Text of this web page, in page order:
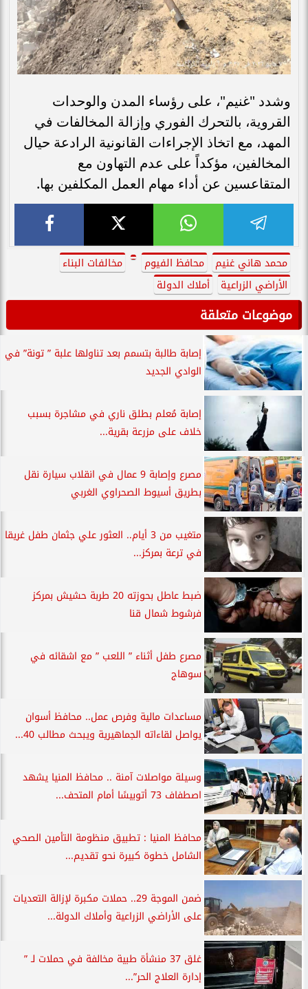
وشدد "غنيم"، على رؤساء المدن والوحدات
القروية، بالتحرك الفوري وإزالة المخالفات في
المهد، مع اتخاذ الإجراءات القانونية الرادعة حيال
المخالفين، مؤكداً على عدم التهاون مع
المتقاعسين عن أداء مهام العمل المكلفين بها.
محمد هاني غنيم محافظ الفيوم
مخالفات البناء
الأراضي الزراعية
أملاك الدولة
موضوعات متعلقة
إصابة طالبة بتسمم بعد تناولها علبة ” تونة” في
الوادي الجديد
إصابة مُعلم بطلق ناري في مشاجرة بسبب
خلاف على مزرعة بقرية...
مصرع وإصابة 9 عمال في انقلاب سيارة نقل
بطريق أسيوط الصحراوي الغربي
متغيب من 3 أيام.. العثور علي جثمان طفل غريقا
في ترعة بمركز...
ضبط عاطل بحوزته 20 طربة حشيش بمركز
فرشوط شمال قنا
مصرع طفل أثناء ” اللعب ” مع اشقائه في
سوهاج
مساعدات مالية وفرص عمل.. محافظ أسوان
يواصل لقاءاته الجماهيرية ويبحث مطالب 40...
وسيلة مواصلات آمنة .. محافظ المنيا يشهد
اصطفاف 73 أتوبيسًا أمام المتحف...
محافظ المنيا : تطبيق منظومة التأمين الصحي
الشامل خطوة كبيرة نحو تقديم...
ضمن الموجة 29.. حملات مكبرة لإزالة التعديات
على الأراضي الزراعية وأملاك الدولة...
غلق 37 منشأة طبية مخالفة في حملات لـ ”
إدارة العلاج الحر”...